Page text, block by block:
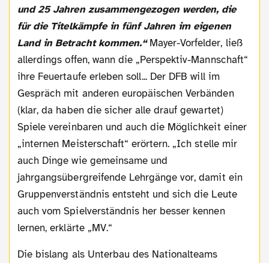
und 25 Jahren zusammengezogen werden, die
für die Titelkämpfe in fünf Jahren im eigenen
Land in Betracht kommen.“Mayer-Vorfelder, ließ
allerdings offen, wann die „Perspektiv-Mannschaft“
ihre Feuertaufe erleben soll... Der DFB will im
Gespräch mit anderen europäischen Verbänden
(klar, da haben die sicher alle drauf gewartet)
Spiele vereinbaren und auch die Möglichkeit einer
„internen Meisterschaft“ erörtern. „Ich stelle mir
auch Dinge wie gemeinsame und
jahrgangsübergreifende Lehrgänge vor, damit ein
Gruppenverständnis entsteht und sich die Leute
auch vom Spielverständnis her besser kennen
lernen, erklärte „MV.“
Die bislang als Unterbau des Nationalteams